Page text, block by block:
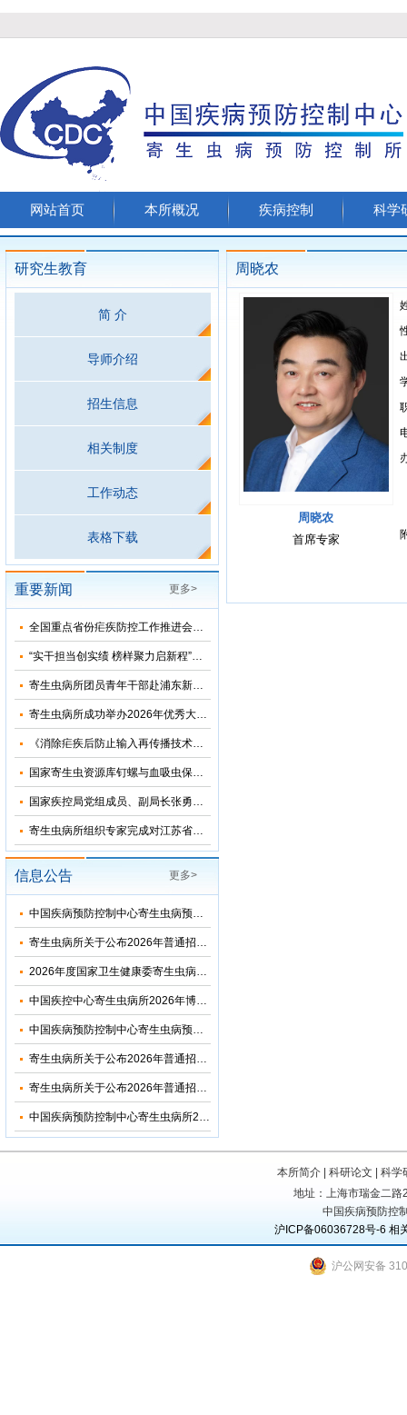
网站首页 本所概况 疾病控制 科学
研究生教育
简 介
导师介绍
招生信息
相关制度
工作动态
表格下载
重要新闻 更多>
全国重点省份疟疾防控工作推进会在河南郑州召开
“实干担当创实绩 榜样聚力启新程”——寄生虫病所主题党日活动暨树立和践行正确政绩观学习教育专题党课
寄生虫病所团员青年干部赴浦东新区党风廉政教育基地参观学习
寄生虫病所成功举办2026年优秀大学生夏令营活动
《消除疟疾后防止输入再传播技术方案（修订版）》审定会在苏州顺利召开
国家寄生虫资源库钉螺与血吸虫保藏基地“十五五”发展规划暨五方共建工作研讨会在上海召开
国家疾控局党组成员、副局长张勇到寄生虫病所调研指导
寄生虫病所组织专家完成对江苏省和湖北省2026年疟疾再传播风险评估
信息公告 更多>
中国疾病预防控制中心寄生虫病预防控制所（国家热带病研究中心）2026年优秀大学生夏令营活动招收简章
寄生虫病所关于公布2026年普通招考博士考生调剂复试名单的通知
2026年度国家卫生健康委寄生虫病原与媒介生物学重点实验室开放课题申请通知
中国疾控中心寄生虫病所2026年博士研究生招生调剂信息公布
中国疾病预防控制中心寄生虫病预防控制所2026年部门预算
寄生虫病所关于公布2026年普通招考公共卫生博士考生复试名单的通知
寄生虫病所关于公布2026年普通招考学术学位博士考生复试名单的通知
中国疾病预防控制中心寄生虫病所2024年度部门决算
周晓农
周晓农
首席专家
本所简介 科研论文
科学
地址：上海市瑞金二
中国疾病预防控
沪ICP备06036728号-6 相
沪公网安备